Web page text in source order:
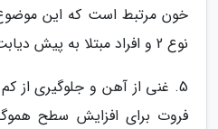
خون مرتبط است که این موضوع
نوع 2 و افراد مبتلا به پیش دیابت مفید است.
5. غنی از آهن و جلوگیری از
فروت برای افزایش سطح